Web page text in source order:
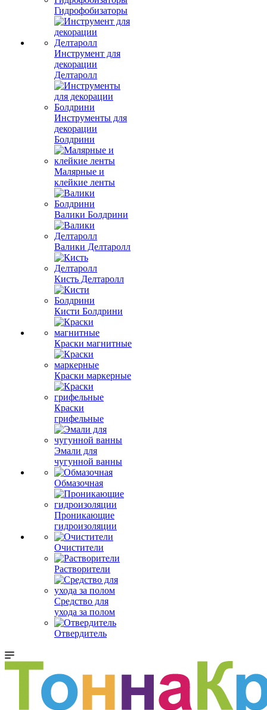
Гидрофобизаторы
Инструмент для
декорации
Делтаролл
Инструменты для
декорации
Болдрини
Малярные и
клейкие ленты
Валики Болдрини
Валики Делтаролл
Кисть Делтаролл
Кисти Болдрини
Краски магнитные
Краски маркерные
Краски
грифельные
Эмали для
чугунной ванны
Обмазочная
Проникающие
гидроизоляции
Очистители
Растворители
Средство для
ухода за полом
Отвердитель